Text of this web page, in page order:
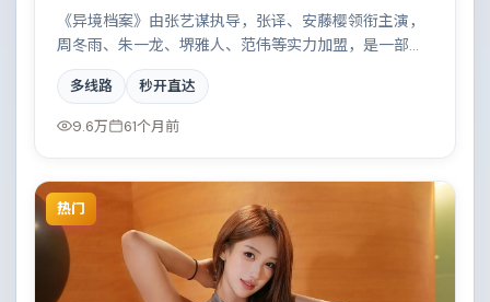
《异境档案》由张艺谋执导，张译、安藤樱领衔主演，
周冬雨、朱一龙、堺雅人、范伟等实力加盟，是一部荒
诞幽默的战争作品。故事主要发生在中国香港，都市霓
虹下的人性试炼与自我救赎。影片在视听语言与叙事节
奏上均有突破，适合喜欢深度叙事的观众。
多线路 秒开直达
9.6万 61个月前
热门